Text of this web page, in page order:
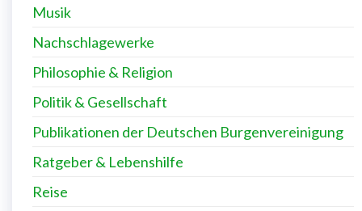
Musik
Nachschlagewerke
Philosophie & Religion
Politik & Gesellschaft
Publikationen der Deutschen Burgenvereinigung
Ratgeber & Lebenshilfe
Reise